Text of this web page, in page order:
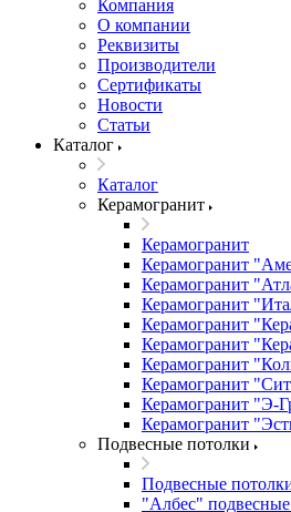
Компания
О компании
Реквизиты
Производители
Сертификаты
Новости
Статьи
Каталог
Каталог
Керамогранит
Керамогранит
Керамогранит
Керамогранит
Керамогранит
Керамогранит
Керамогранит
Керамогранит
Керамогранит
Керамогранит "Э-
Керамогранит
Подвесные потолки
Подвесные
"Албес"